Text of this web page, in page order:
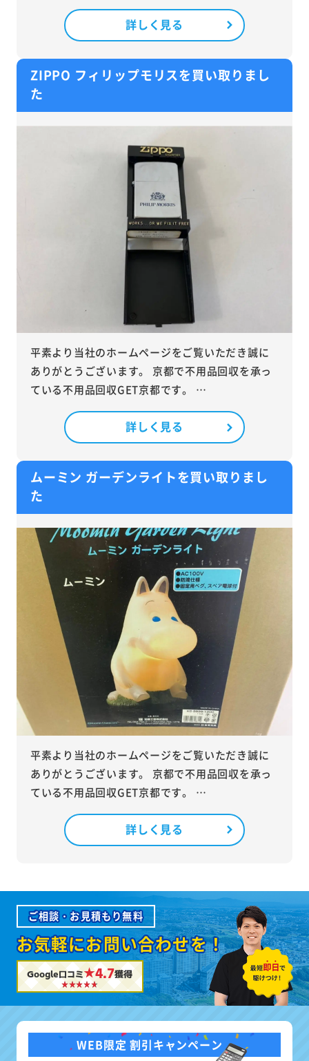
詳しく見る
ZIPPO フィリップモリスを買い取りまし
た
平素より当社のホームページをご覧いただき誠に
ありがとうございます。 京都で不用品回収を承っ
ている不用品回収GET京都です。 …
詳しく見る
ムーミン ガーデンライトを買い取りまし
た
平素より当社のホームページをご覧いただき誠に
ありがとうございます。 京都で不用品回収を承っ
ている不用品回収GET京都です。 …
詳しく見る
ご相談・お見積もり無料
お気軽にお問い合わせを！
Google口コミ★4.7獲得
WEB限定 割引キャンペーン